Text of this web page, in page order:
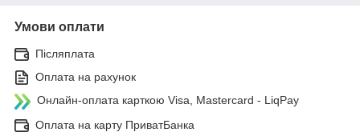
Умови оплати
Післяплата
Оплата на рахунок
Онлайн-оплата карткою Visa, Mastercard - LiqPay
Оплата на карту ПриватБанка